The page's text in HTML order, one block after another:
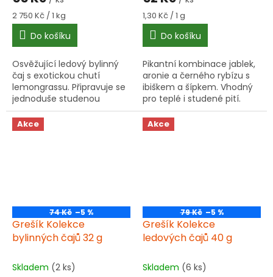
Měrná
cena:
2 750 Kč / 1 kg
Do košíku
Osvěžující ledový bylinný
čaj s exotickou chutí
lemongrassu. Připravuje se
jednoduše studenou
vodou, ideální pro horké
letní dny.
Měrná
cena:
1,30 Kč / 1 g
Do košíku
Pikantní kombinace jablek,
aronie a černého rybízu s
ibiškem a šípkem. Vhodný
pro teplé i studené pití.
Jeden sáček na 1/4 l vody.
Akce
74 Kč –5 %
Grešík Kolekce
bylinných čajů 32 g
Skladem (2 ks)
Akce
79 Kč –5 %
Grešík Kolekce
ledových čajů 40 g
Skladem (6 ks)